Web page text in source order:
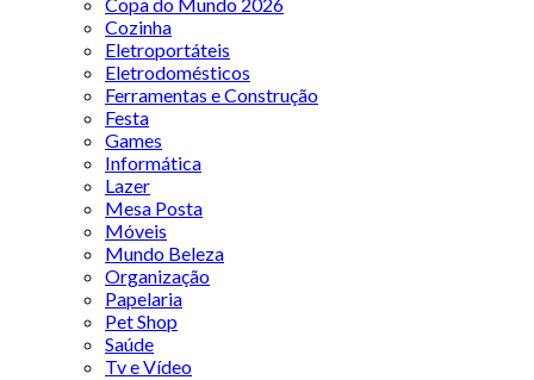
Copa do Mundo 2026
Cozinha
Eletroportáteis
Eletrodomésticos
Ferramentas e Construção
Festa
Games
Informática
Lazer
Mesa Posta
Móveis
Mundo Beleza
Organização
Papelaria
Pet Shop
Saúde
Tv e Vídeo